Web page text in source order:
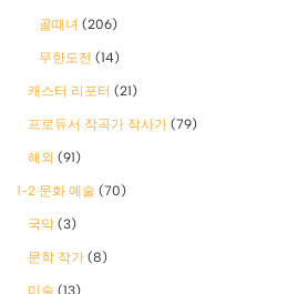
골때녀 (206)
무한도전 (14)
캐스터 리포터 (21)
프로듀서 작곡가 작사가 (79)
해외 (91)
1-2 문화 예술 (70)
국악 (3)
문학 작가 (8)
미술 (13)